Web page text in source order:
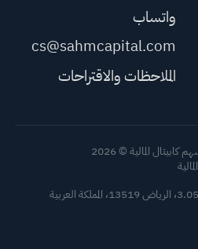
واتساب
cs@sahmcapital.com
الملاحظات والاقتراحات
المالية © 2026
مركز الملك عبد الله المالي، الدور 5 برج 3.05، الرياض 13519، المملكة العربية